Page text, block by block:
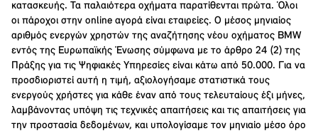
κατασκευής. Τα παλαιότερα οχήματα παρατίθενται πρώτα. Όλοι
οι πάροχοι στην online αγορά είναι εταιρείες. Ο μέσος μηνιαίος
αριθμός ενεργών χρηστών της αναζήτησης νέου οχήματος BMW
εντός της Ευρωπαϊκής Ένωσης σύμφωνα με το άρθρο 24 (2) της
Πράξης για τις Ψηφιακές Υπηρεσίες είναι κάτω από 50.000. Για να
προσδιοριστεί αυτή η τιμή, αξιολογήσαμε στατιστικά τους
ενεργούς χρήστες για κάθε έναν από τους τελευταίους έξι μήνες,
λαμβάνοντας υπόψη τις τεχνικές απαιτήσεις και τις απαιτήσεις για
την προστασία δεδομένων, και υπολογίσαμε τον μηνιαίο μέσο όρο